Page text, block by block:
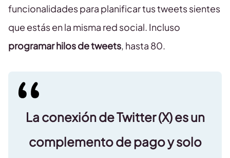
funcionalidades para planificar tus tweets sientes
que estás en la misma red social. Incluso
programar hilos de tweets, hasta 80.
La conexión de Twitter (X) es un
complemento de pago y solo